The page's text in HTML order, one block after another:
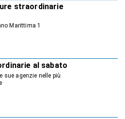
straordinarie
Marittima 1
al sabato
sue agenzie nelle più